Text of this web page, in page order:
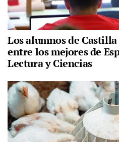
Los alumnos de
entre los mejores de
Lectura y Ciencias